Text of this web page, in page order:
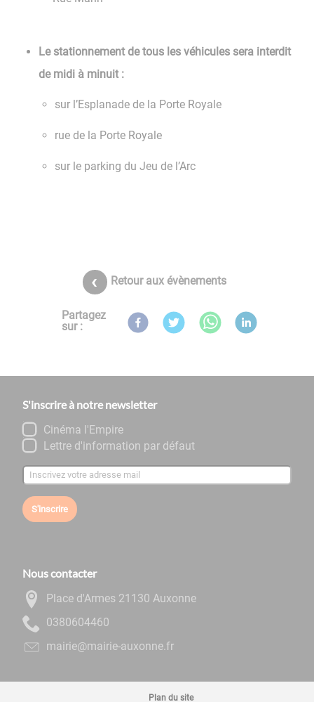
Le stationnement de tous les véhicules sera interdit
de midi à minuit :
sur l’Esplanade de la Porte Royale
rue de la Porte Royale
sur le parking du Jeu de l’Arc
Retour aux évènements
Partagez
sur :
S'inscrire à notre newsletter
Cinéma l'Empire
Lettre d'information par défaut
S'inscrire
Nous contacter
Place d'Armes 21130 Auxonne
0644060830
rf.ennoxua-eiriam@eiriam
Plan du site